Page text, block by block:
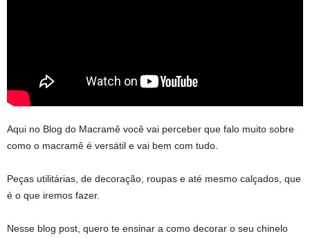
Aqui no Blog do Macramê você vai perceber que falo muito sobre
como o macramê é versátil e vai bem com tudo.
Peças utilitárias, de decoração, roupas e até mesmo calçados, que
é o que iremos fazer.
Nesse blog post, quero te ensinar a como decorar o seu chinelo